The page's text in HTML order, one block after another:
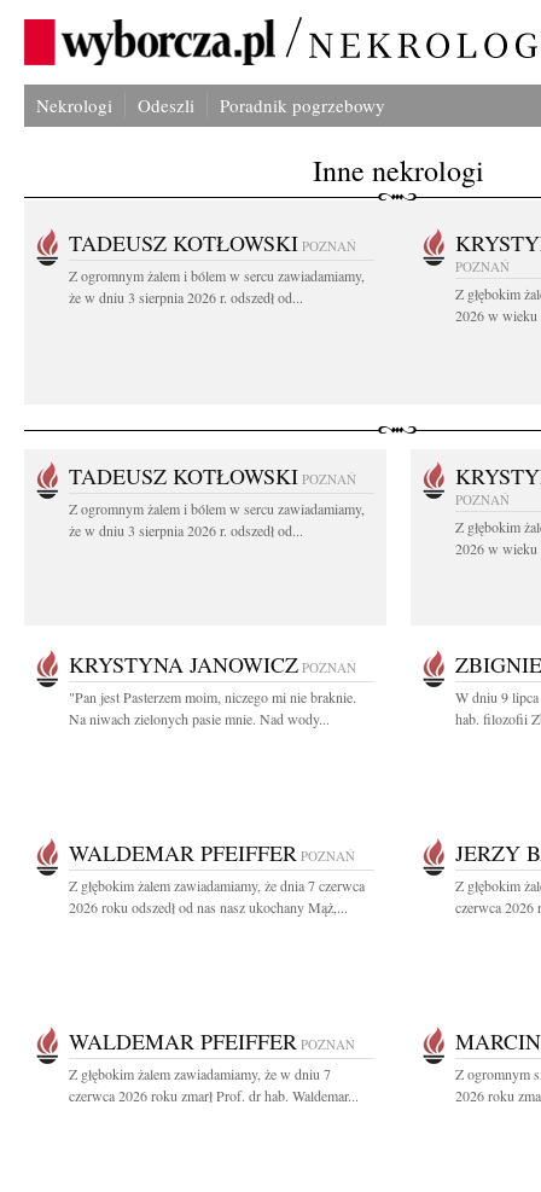
Nekrologi Odeszli Poradnik pogrzebowy
Inne nekrologi
TADEUSZ KOTŁOWSKI POZNAŃ
Z ogromnym żalem i bólem w sercu zawiadamiamy,
że w dniu 3 sierpnia 2026 r. odszedł od...
POZNAŃ
Z głębokim
2026 w wieku
TADEUSZ KOTŁOWSKI POZNAŃ
Z ogromnym żalem i bólem w sercu zawiadamiamy,
że w dniu 3 sierpnia 2026 r. odszedł od...
POZNAŃ
Z głębokim
2026 w wieku
KRYSTYNA JANOWICZ POZNAŃ
"Pan jest Pasterzem moim, niczego mi nie braknie.
Na niwach zielonych pasie mnie. Nad wody...
W dniu 9
hab. filozofii
WALDEMAR PFEIFFER POZNAŃ
Z głębokim żalem zawiadamiamy, że dnia 7 czerwca
2026 roku odszedł od nas nasz ukochany Mąż,...
JERZY
Z głębokim
czerwca 2026
WALDEMAR PFEIFFER POZNAŃ
Z głębokim żalem zawiadamiamy, że w dniu 7
czerwca 2026 roku zmarł Prof. dr hab. Waldemar...
Z ogromnym
2026 roku